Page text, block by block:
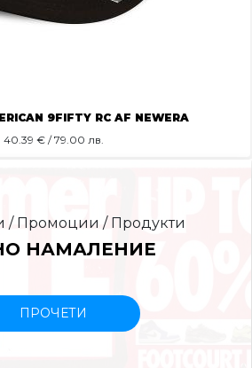
9FIFTY RC AF NEWERA
40.39 € / 79.00 лв.
/ Промоции / Продукти
НАМАЛЕНИЕ
ПРОЧЕТИ